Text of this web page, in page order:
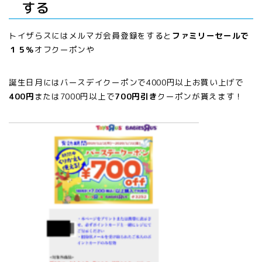
する
トイザらスにはメルマガ会員登録をすると ファミリーセールで
１５％オフクーポンや
誕生日月にはバースデイクーポンで4000円以上お買い上げで
400円または7000円以上で700円引きクーポンが貰えます！